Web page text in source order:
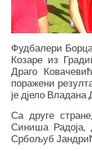
Фудбалери
Козаре из
Драго
поражени
је дјело
Са друге
Синиша Радоја,
Србољуб